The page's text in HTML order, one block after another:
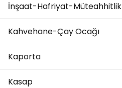
İnşaat-Hafriyat-Müteahhitlik
Kahvehane-Çay Ocağı
Kaporta
Kasap